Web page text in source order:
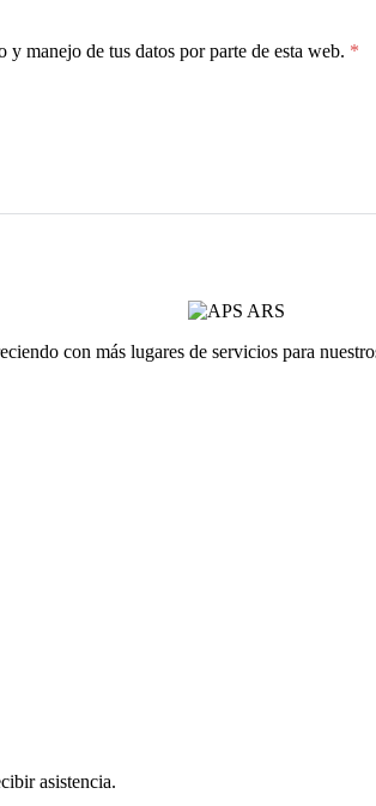
manejo de tus datos por parte de esta web. *
con más lugares de servicios para
asistencia.